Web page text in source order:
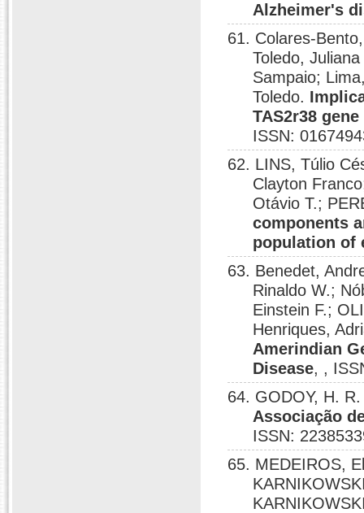
Alzheimer's
61. Colares-
Toledo,
Sampaio;
Toledo.
TAS2r38
ISSN:
62. LINS, Túlio
Clayton
Otávio T.;
components
population of
63. Benedet,
Rinaldo W.;
Einstein F.;
Henriques,
Amerindian
Disease, ,
64. GODOY, H.
Associação
ISSN:
65. MEDEIROS,